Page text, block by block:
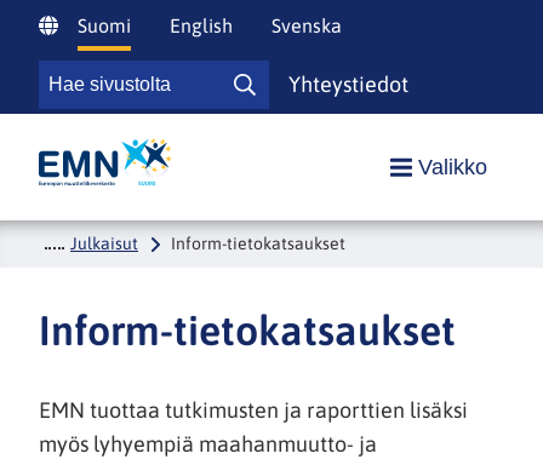
Siirry
sisältöön
Suomi English Svenska
Hae
sivustolta
Hae
sivustolta
Yhteystiedot
Etusivulle
Valikko
Julkaisut Inform-tietokatsaukset
Inform-tietokatsaukset
EMN tuottaa tutkimusten ja raporttien lisäksi
myös lyhyempiä maahanmuutto- ja